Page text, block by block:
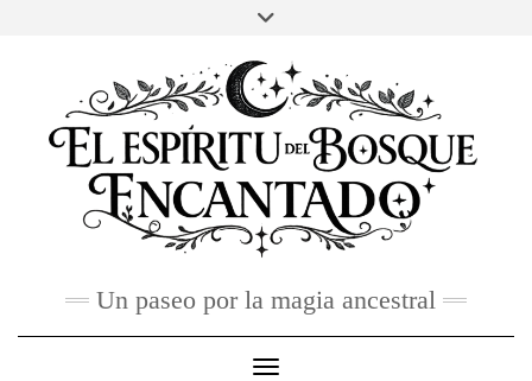
FACEBOOK
TWITTER
INSTAGRAM
PINTEREST
TUBE
CONTACTO
Un paseo por la magia ancestral
Toggle Navigation